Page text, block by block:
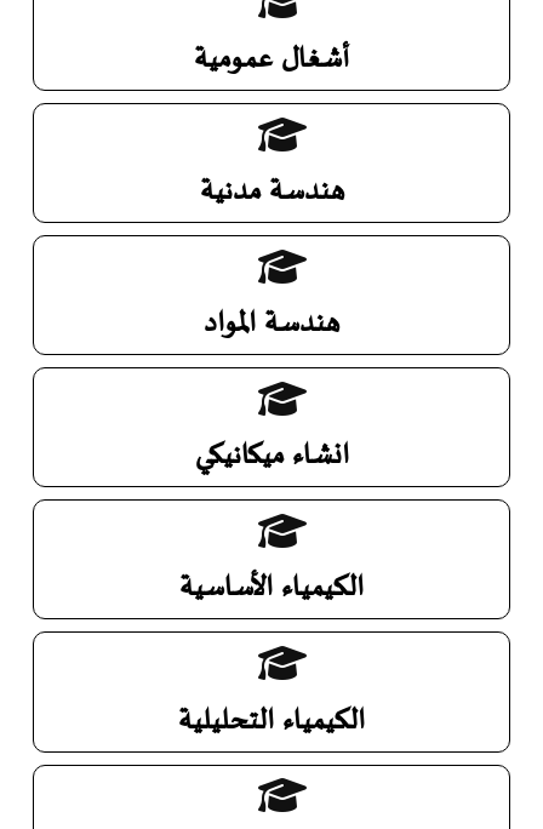
أشغال عمومية
هندسة مدنية
هندسة المواد
انشاء ميكانيكي
الكيمياء الأساسية
الكيمياء التحليلية